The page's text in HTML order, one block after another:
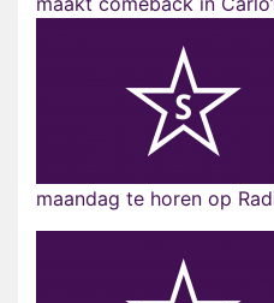
maandag te horen op